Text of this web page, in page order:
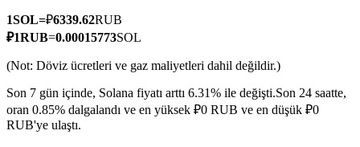
1SOL=₽6339.62RUB
₽1RUB=0.00015773SOL
(Not: Döviz ücretleri ve gaz maliyetleri dahil değildir.)
Son 7 gün içinde, Solana fiyatı arttı 6.31% ile değişti.Son 24 saatte,
oran 0.85% dalgalandı ve en yüksek ₽0 RUB ve en düşük ₽0
RUB'ye ulaştı.